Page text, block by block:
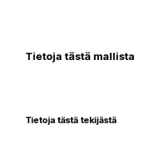
Tietoja tästä mallista
Tietoja tästä tekijästä